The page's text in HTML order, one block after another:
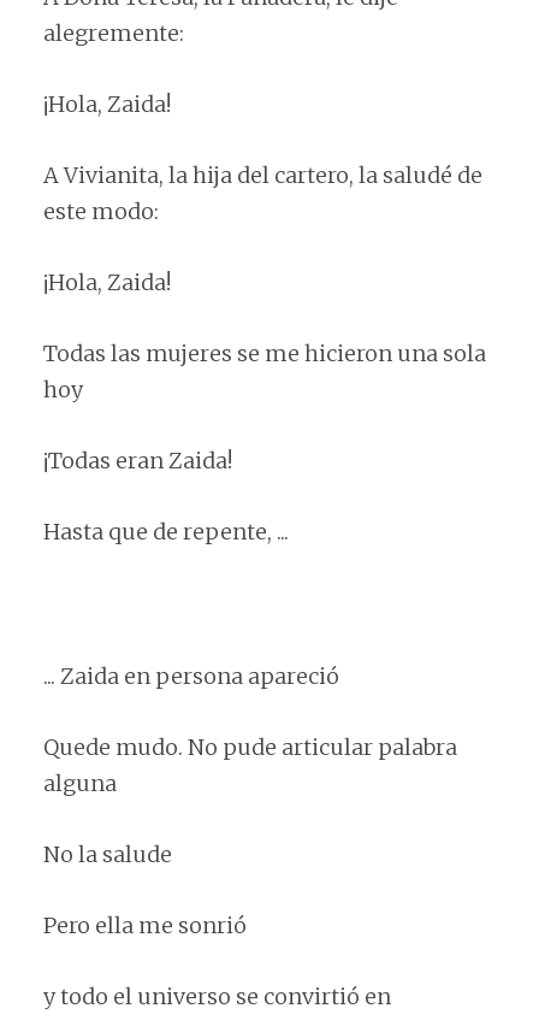
alegremente:
¡Hola, Zaida!
A Vivianita, la hija del cartero, la saludé de
este modo:
¡Hola, Zaida!
Todas las mujeres se me hicieron una sola
hoy
¡Todas eran Zaida!
Hasta que de repente, ...
... Zaida en persona apareció
Quede mudo. No pude articular palabra
alguna
No la salude
Pero ella me sonrió
y todo el universo se convirtió en